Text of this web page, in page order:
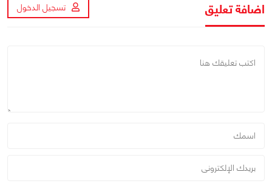
اضافة تعليق تسجيل الدخول